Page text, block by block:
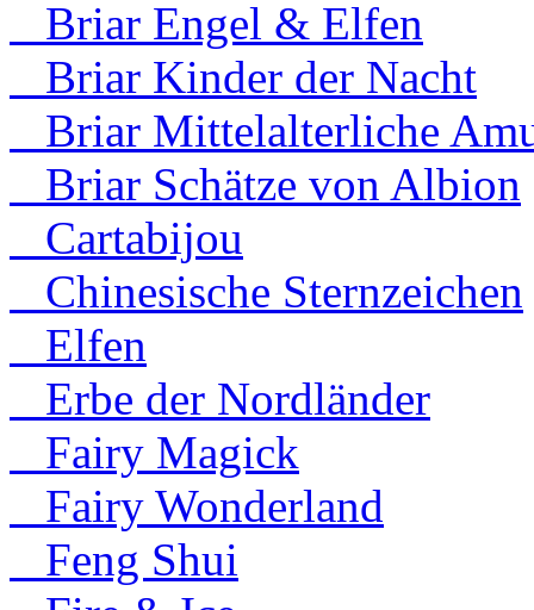
Briar Engel & Elfen
Briar Kinder der Nacht
Briar Mittelalterliche
Briar Schätze von Albion
Cartabijou
Chinesische Sternzeichen
Elfen
Erbe der Nordländer
Fairy Magick
Fairy Wonderland
Feng Shui